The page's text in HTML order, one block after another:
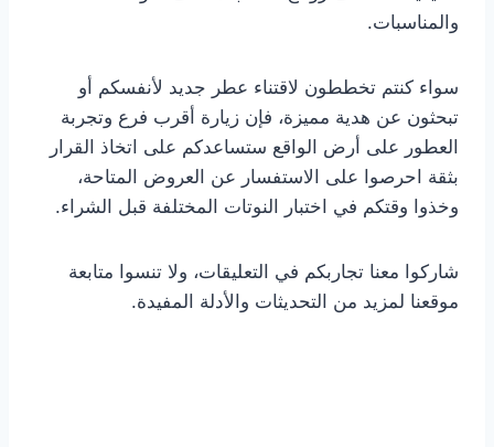
والمناسبات.
سواء كنتم تخططون لاقتناء عطر جديد لأنفسكم أو
تبحثون عن هدية مميزة، فإن زيارة أقرب فرع وتجربة
العطور على أرض الواقع ستساعدكم على اتخاذ القرار
بثقة احرصوا على الاستفسار عن العروض المتاحة،
وخذوا وقتكم في اختبار النوتات المختلفة قبل الشراء.
شاركوا معنا تجاربكم في التعليقات، ولا تنسوا متابعة
موقعنا لمزيد من التحديثات والأدلة المفيدة.